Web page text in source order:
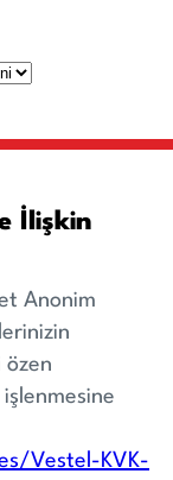
İlişkin
Anonim
özen
Vestel-KVK-